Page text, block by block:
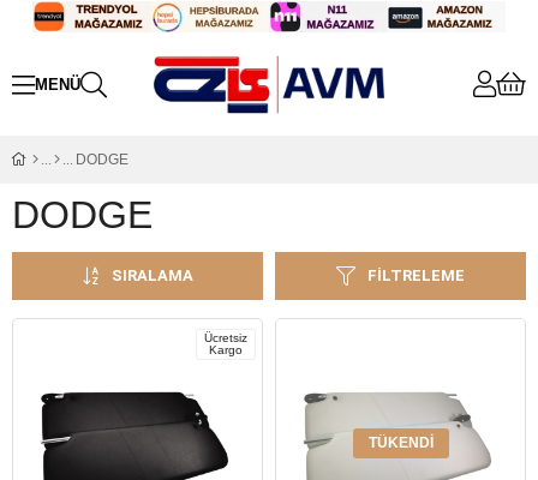
DODGE
DODGE
FILTRELEME
SIRALAMA
Ücretsiz
Kargo
TÜKENDI